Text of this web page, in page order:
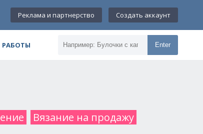
Реклама и партнерство Создать аккаунт
РАБОТЫ Enter
Вязание на продажу